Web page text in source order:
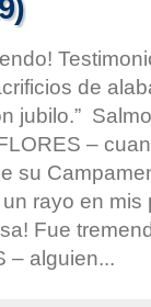
de
jubilo.”
–
su
rayo en mis
Fue
– alguien...